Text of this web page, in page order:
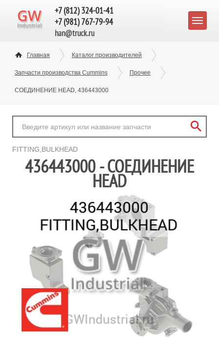
+7 (812) 324-01-41
+7 (981) 767-79-94
han@truck.ru
Главная Каталог производителей
Запчасти производства Cummins Прочее
СОЕДИНЕНИЕ HEAD, 436443000
FITTING,BULKHEAD
436443000 - СОЕДИНЕНИЕ
HEAD